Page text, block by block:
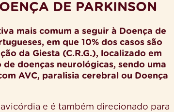
DE PARKINSON
mais comum a seguir à Doença de
em que 10% dos casos são
da Giesta (C.R.G.), localizado em
doenças neurológicas, sendo uma
AVC, paralisia cerebral ou Doença
e é também direcionado para